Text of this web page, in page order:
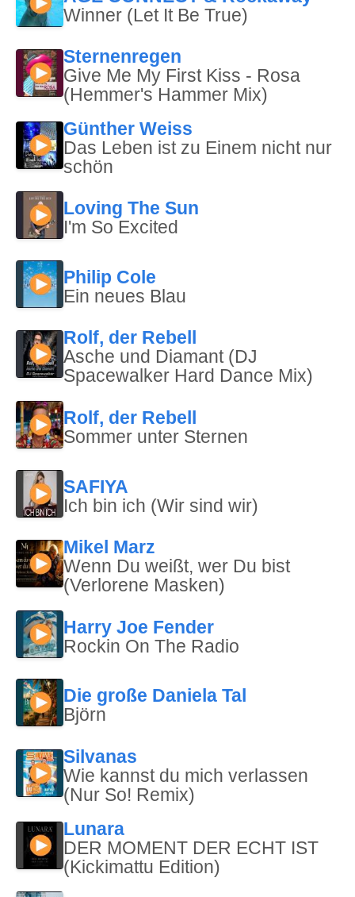
Winner (Let It Be True)
Sternenregen
Give Me My First Kiss - Rosa
(Hemmer's Hammer Mix)
Günther Weiss
Das Leben ist zu Einem nicht nur
schön
Loving The Sun
I'm So Excited
Philip Cole
Ein neues Blau
Rolf, der Rebell
Asche und Diamant (DJ
Spacewalker Hard Dance Mix)
Rolf, der Rebell
Sommer unter Sternen
SAFIYA
Ich bin ich (Wir sind wir)
Mikel Marz
Wenn Du weißt, wer Du bist
(Verlorene Masken)
Harry Joe Fender
Rockin On The Radio
Die große Daniela Tal
Björn
Silvanas
Wie kannst du mich verlassen
(Nur So! Remix)
Lunara
DER MOMENT DER ECHT IST
(Kickimattu Edition)